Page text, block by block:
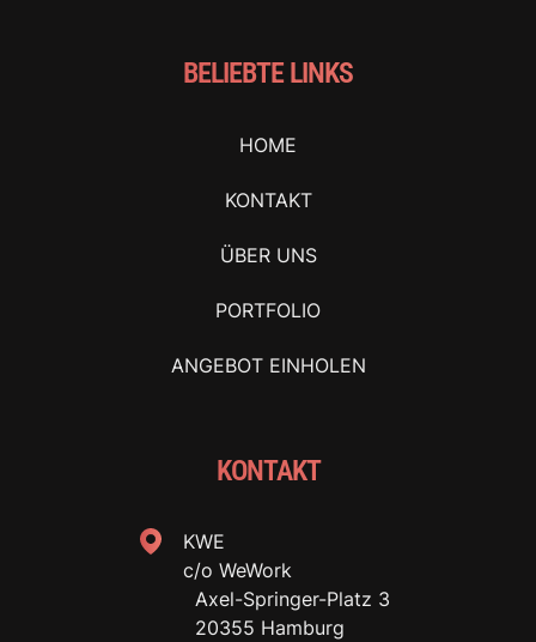
BELIEBTE LINKS
HOME
KONTAKT
ÜBER UNS
PORTFOLIO
ANGEBOT EINHOLEN
KONTAKT
KWE
c/o WeWork
Axel-Springer-Platz 3
20355 Hamburg